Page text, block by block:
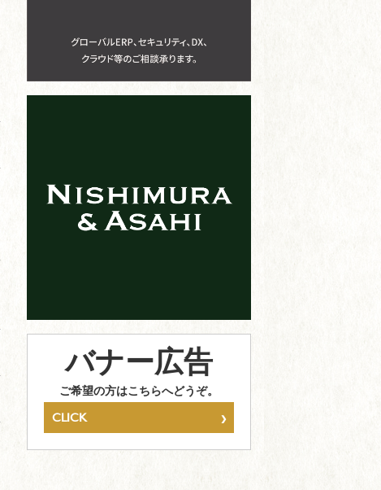
バナー広告
ご希望の方はこちらへどうぞ。
CLICK ›